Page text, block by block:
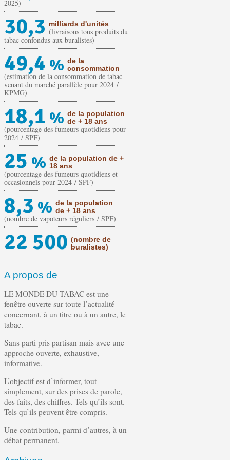
2025)
30,3 milliards d'unités
(livraisons tous produits du
tabac confondus aux buralistes)
49,4 % de la
consommation
(estimation de la consommation de tabac
venant du marché parallèle pour 2024 /
KPMG)
18,1 % de la population
de + 18 ans
(pourcentage des fumeurs quotidiens pour
2024 / SPF)
25 % de la population de +
18 ans
(pourcentage des fumeurs quotidiens et
occasionnels pour 2024 / SPF)
8,3 % de la population
de + 18 ans
(nombre de vapoteurs réguliers / SPF)
22 500 (nombre de
buralistes)
A propos de
LE MONDE DU TABAC est une
fenêtre ouverte sur toute l’actualité
concernant, à un titre ou à un autre, le
tabac.
Sans parti pris partisan mais avec une
approche ouverte, exhaustive,
informative.
L’objectif est d’informer, tout
simplement, sur des prises de parole,
des faits, des chiffres. Tels qu’ils sont.
Tels qu’ils peuvent être compris.
Une contribution, parmi d’autres, à un
débat permanent.